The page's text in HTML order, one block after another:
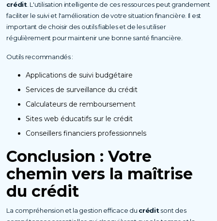
crédit. L'utilisation intelligente de ces ressources peut grandement
faciliter le suivi et l'amélioration de votre situation financière. Il est
important de choisir des outils fiables et de les utiliser
régulièrement pour maintenir une bonne santé financière.
Outils recommandés :
Applications de suivi budgétaire
Services de surveillance du crédit
Calculateurs de remboursement
Sites web éducatifs sur le crédit
Conseillers financiers professionnels
Conclusion : Votre
chemin vers la maîtrise
du crédit
La compréhension et la gestion efficace du créditsont des